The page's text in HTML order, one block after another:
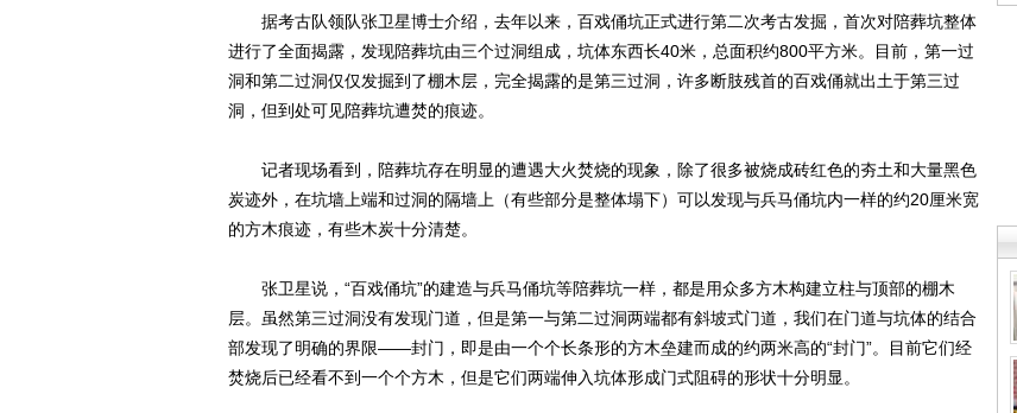
据考古队领队张卫星博士介绍，去年以来，百戏俑坑正式进行第二次考古发掘，首次对陪葬坑整体
进行了全面揭露，发现陪葬坑由三个过洞组成，坑体东西长40米，总面积约800平方米。目前，第一过
洞和第二过洞仅仅发掘到了棚木层，完全揭露的是第三过洞，许多断肢残首的百戏俑就出土于第三过
洞，但到处可见陪葬坑遭焚的痕迹。
记者现场看到，陪葬坑存在明显的遭遇大火焚烧的现象，除了很多被烧成砖红色的夯土和大量黑色
炭迹外，在坑墙上端和过洞的隔墙上（有些部分是整体塌下）可以发现与兵马俑坑内一样的约20厘米宽
的方木痕迹，有些木炭十分清楚。
张卫星说，“百戏俑坑”的建造与兵马俑坑等陪葬坑一样，都是用众多方木构建立柱与顶部的棚木
层。虽然第三过洞没有发现门道，但是第一与第二过洞两端都有斜坡式门道，我们在门道与坑体的结合
部发现了明确的界限——封门，即是由一个个长条形的方木垒建而成的约两米高的“封门”。目前它们经
焚烧后已经看不到一个个方木，但是它们两端伸入坑体形成门式阻碍的形状十分明显。